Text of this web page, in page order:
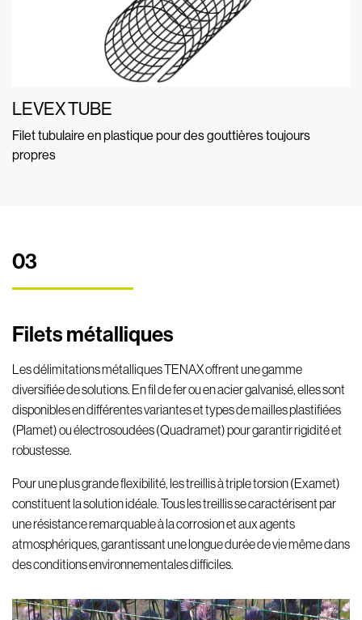
LEVEX TUBE
Filet tubulaire en plastique pour des gouttières toujours
propres
03
Filets métalliques
Les délimitations métalliques TENAX offrent une gamme
diversifiée de solutions. En fil de fer ou en acier galvanisé, elles sont
disponibles en différentes variantes et types de mailles plastifiées
(Plamet) ou électrosoudées (Quadramet) pour garantir rigidité et
robustesse.
Pour une plus grande flexibilité, les treillis à triple torsion (Examet)
constituent la solution idéale. Tous les treillis se caractérisent par
une résistance remarquable à la corrosion et aux agents
atmosphériques, garantissant une longue durée de vie même dans
des conditions environnementales difficiles.